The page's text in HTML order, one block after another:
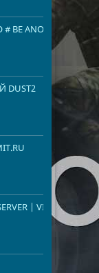
BE ANORMAL
32/32
de_mirage32
32/32
de_dust2
| VIP FREE
31/32
de_dust2